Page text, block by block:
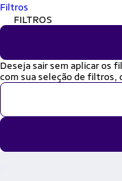
Filtros
FILTROS
Deseja sair sem aplicar os
com sua seleção de filtros,